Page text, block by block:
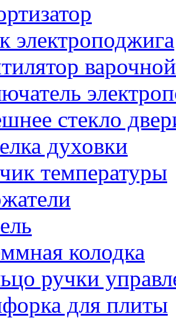
электроподжига
стекло
духовки
температуры
колодка
ручки
для плиты